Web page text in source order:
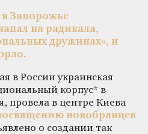
в Запорожье
на радикала,
дружинах», и
в России украинская
корпус* в
провела в центре Киева
новобранцев
о создании так